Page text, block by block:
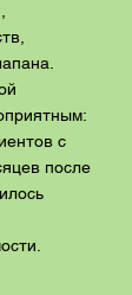
с
после